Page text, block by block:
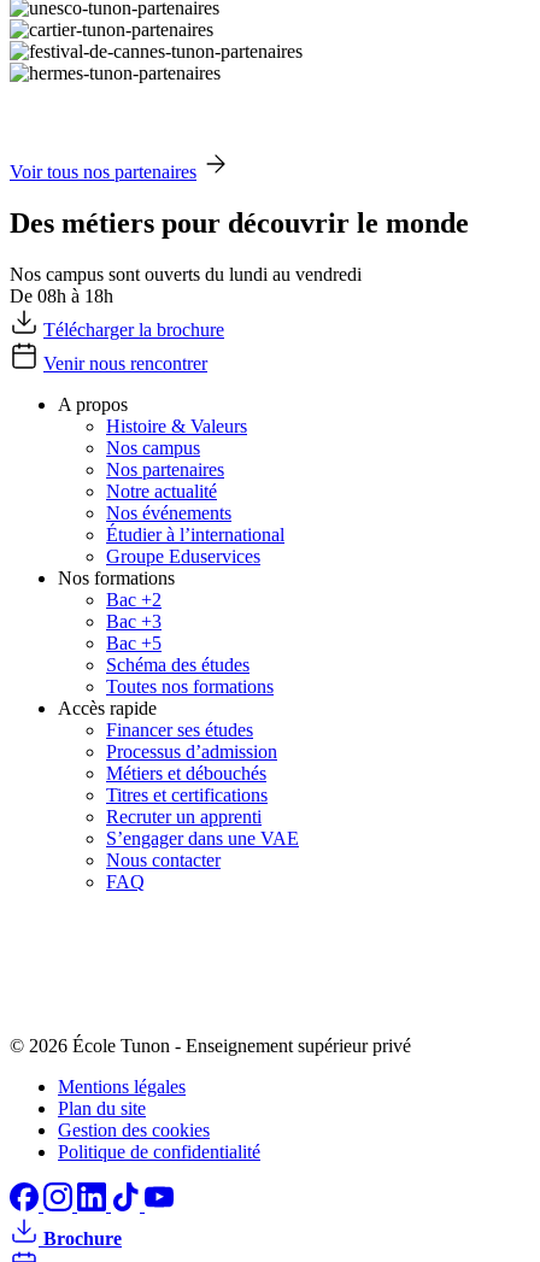
Voir tous nos partenaires
Des métiers pour découvrir le monde
Nos campus sont ouverts du lundi au vendredi
De 08h à 18h
Télécharger la brochure
Venir nous rencontrer
A propos
Histoire & Valeurs
Nos campus
Nos partenaires
Notre actualité
Nos événements
Étudier à l’international
Groupe Eduservices
Nos formations
Bac +2
Bac +3
Bac +5
Schéma des études
Toutes nos formations
Accès rapide
Financer ses études
Processus d’admission
Métiers et débouchés
Titres et certifications
Recruter un apprenti
S’engager dans une VAE
Nous contacter
FAQ
© 2026 École Tunon - Enseignement supérieur privé
Mentions légales
Plan du site
Gestion des cookies
Politique de confidentialité
Brochure